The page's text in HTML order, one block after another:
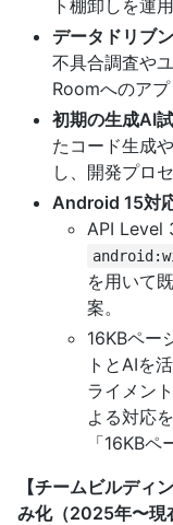
ト棚卸しを運用
データドリブ
不具合調査や
Roomへのアプ
初期の生成AI
たコード生成
し、開発プロ
Android 15対
API Level
を用いて
案。
16KBペー
トとAIを
ライメン
よる対応
「16KB
【チームビルディ
み化（2025年〜現